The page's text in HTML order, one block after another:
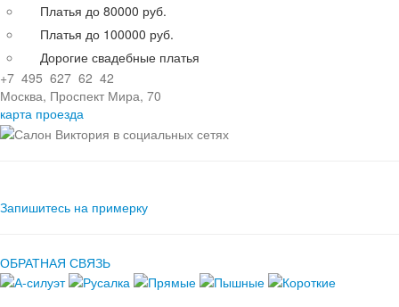
Платья до 80000 руб.
Платья до 100000 руб.
Дорогие свадебные платья
+7 495 627 62 42
Москва, Проспект Мира, 70
карта проезда
Запишитесь на примерку
ОБРАТНАЯ СВЯЗЬ